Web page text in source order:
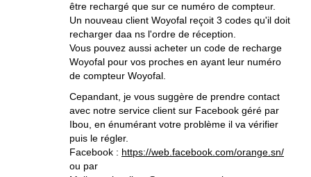
être rechargé que sur ce numéro de compteur.
Un nouveau client Woyofal reçoit 3 codes qu'il doit
recharger daa ns l'ordre de réception.
Vous pouvez aussi acheter un code de recharge
Woyofal pour vos proches en ayant leur numéro
de compteur Woyofal.
Cepandant, je vous suggère de prendre contact
avec notre service client sur Facebook géré par
Ibou, en énumérant votre problème il va vérifier
puis le régler.
Facebook : https://web.facebook.com/orange.sn/
ou par